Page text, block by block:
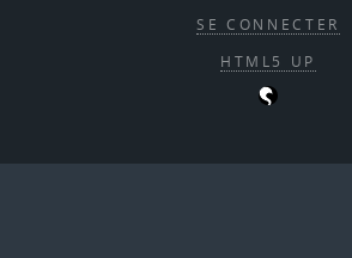
SE CONNECTER
HTML5 UP